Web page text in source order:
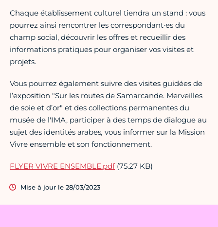
Chaque établissement culturel tiendra un stand : vous
pourrez ainsi rencontrer les correspondant·es du
champ social, découvrir les offres et recueillir des
informations pratiques pour organiser vos visites et
projets.
Vous pourrez également suivre des visites guidées de
l’exposition "Sur les routes de Samarcande. Merveilles
de soie et d’or" et des collections permanentes du
musée de l'IMA, participer à des temps de dialogue au
sujet des identités arabes, vous informer sur la Mission
Vivre ensemble et son fonctionnement.
FLYER VIVRE ENSEMBLE.pdf(75.27 KB)
Mise à jour le 28/03/2023